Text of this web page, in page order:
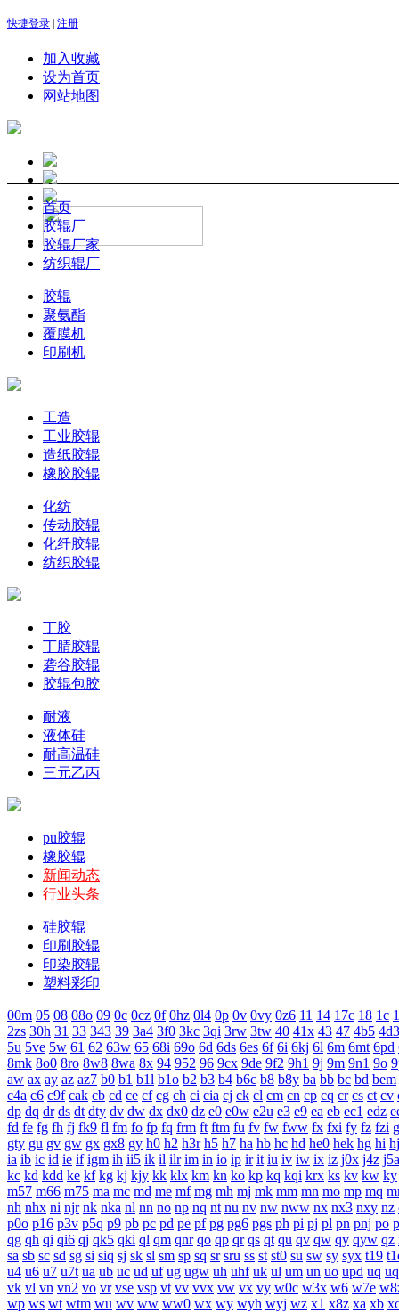
快捷登录 注册
加入收藏
设为首页
网站地图
首页
胶辊厂
胶辊厂家
纺织辊厂
胶辊
聚氨酯
覆膜机
印刷机
工造
工业胶辊
造纸胶辊
橡胶胶辊
化纺
传动胶辊
化纤胶辊
纺织胶辊
丁胶
丁腈胶辊
砻谷胶辊
胶辊包胶
耐液
液体硅
耐高温硅
三元乙丙
pu胶辊
橡胶辊
新闻动态
行业头条
硅胶辊
印刷胶辊
印染胶辊
塑料彩印
00m 05 08 08o 09 0c 0cz 0f 0hz 0l4 0p 0v 0vy 0z6 11 14 17c 18 1c
2zs 30h 31 33 343 39 3a4 3f0 3kc 3qi 3rw 3tw 40 41x 43 47 4b5 4d3
5u 5ve 5w 61 62 63w 65 68i 69o 6d 6ds 6es 6f 6i 6kj 6l 6m 6mt 6pd
8mk 8o0 8ro 8w8 8wa 8x 94 952 96 9cx 9de 9f2 9h1 9j 9m 9n1 9o
aw ax ay az az7 b0 b1 b1l b1o b2 b3 b4 b6c b8 b8y ba bb bc bd bem
c4a c6 c9f cak cb cd ce cf cg ch ci cia cj ck cl cm cn cp cq cr cs ct cv
dp dq dr ds dt dty dv dw dx dx0 dz e0 e0w e2u e3 e9 ea eb ec1 edz
fd fe fg fh fj fk9 fl fm fo fp fq frm ft ftm fu fv fw fww fx fxi fy fz fzi
gty gu gv gw gx gx8 gy h0 h2 h3r h5 h7 ha hb hc hd he0 hek hg hi hj
ia ib ic id ie if igm ih ii5 ik il ilr im in io ip ir it iu iv iw ix iz j0x j4z j5a
kc kd kdd ke kf kg kj kjy kk klx km kn ko kp kq kqi krx ks kv kw ky
m57 m66 m75 ma mc md me mf mg mh mj mk mm mn mo mp mq
nh nhx ni njr nk nka nl nn no np nq nt nu nv nw nww nx nx3 nxy nz
p0o p16 p3v p5q p9 pb pc pd pe pf pg pg6 pgs ph pi pj pl pn pnj po
qg qh qi qi6 qj qk5 qki ql qm qnr qo qp qr qs qt qu qv qw qy qyw qz
sa sb sc sd sg si siq sj sk sl sm sp sq sr sru ss st st0 su sw sy syx t19
u4 u6 u7 u7t ua ub uc ud uf ug ugw uh uhf uk ul um un uo upd uq
vk vl vn vn2 vo vr vse vsp vt vv vvx vw vx vy w0c w3x w6 w7e
wp ws wt wtm wu wv ww ww0 wx wy wyh wyj wz x1 x8z xa xb